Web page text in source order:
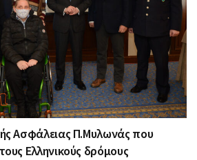
Ασφάλειας Π.Μυλωνάς που
Ελληνικούς δρόμους